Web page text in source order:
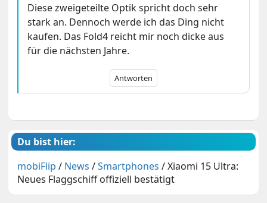
Diese zweigeteilte Optik spricht doch sehr
stark an. Dennoch werde ich das Ding nicht
kaufen. Das Fold4 reicht mir noch dicke aus
für die nächsten Jahre.
Antworten
Du bist hier:
mobiFlip / News /Smartphones /Xiaomi 15 Ultra:
Neues Flaggschiff offiziell bestätigt